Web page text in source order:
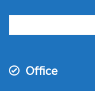
Cari
Office